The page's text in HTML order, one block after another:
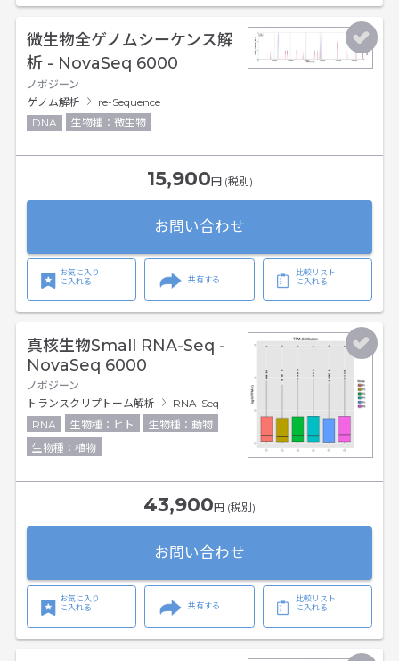
微生物全ゲノムシーケンス解
析 - NovaSeq 6000
ノボジーン
ゲノム解析
re-Sequence
DNA
生物種：微生物
15,900円 (税別)
お問い合わせ
お気に入り
に入れる
共有する
比較リスト
に入れる
真核生物Small RNA-Seq -
NovaSeq 6000
ノボジーン
トランスクリプトーム解析
RNA-Seq
RNA
生物種：ヒト
生物種：動物
生物種：植物
43,900円 (税別)
お問い合わせ
お気に入り
に入れる
共有する
比較リスト
に入れる